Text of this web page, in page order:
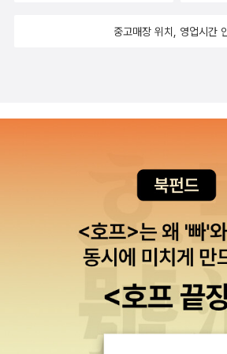
살아남아 또다시 핏물 뚝뚝 떨어지는 책을
중고매장 위치, 영업시간